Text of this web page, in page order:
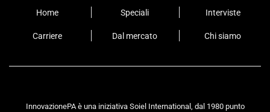
Home Speciali Interviste
Carriere Dal mercato Chi siamo
InnovazionePA è una iniziativa Soiel International, dal 1980 punto